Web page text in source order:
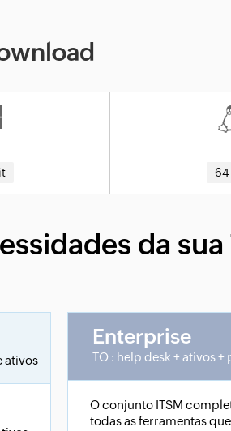
64
da sua
ativos
Enterprise
TO : help desk + ativos +
O conjunto ITSM
todas as ferramentas